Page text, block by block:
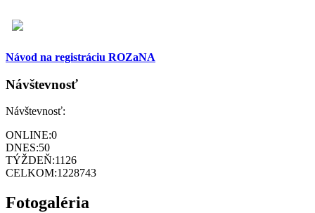
Návod na registráciu ROZaNA
Návštevnosť
Návštevnosť:
ONLINE:0
DNES:50
TÝŽDEŇ:1126
CELKOM:1228743
Fotogaléria